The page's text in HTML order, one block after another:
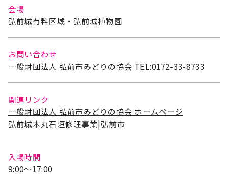
会場
弘前城有料区域・弘前城植物園
お問い合わせ
一般財団法人 弘前市みどりの協会 TEL:0172-33-8733
関連リンク
一般財団法人 弘前市みどりの協会 ホームページ
弘前城本丸石垣修理事業|弘前市
入場時間
9:00～17:00